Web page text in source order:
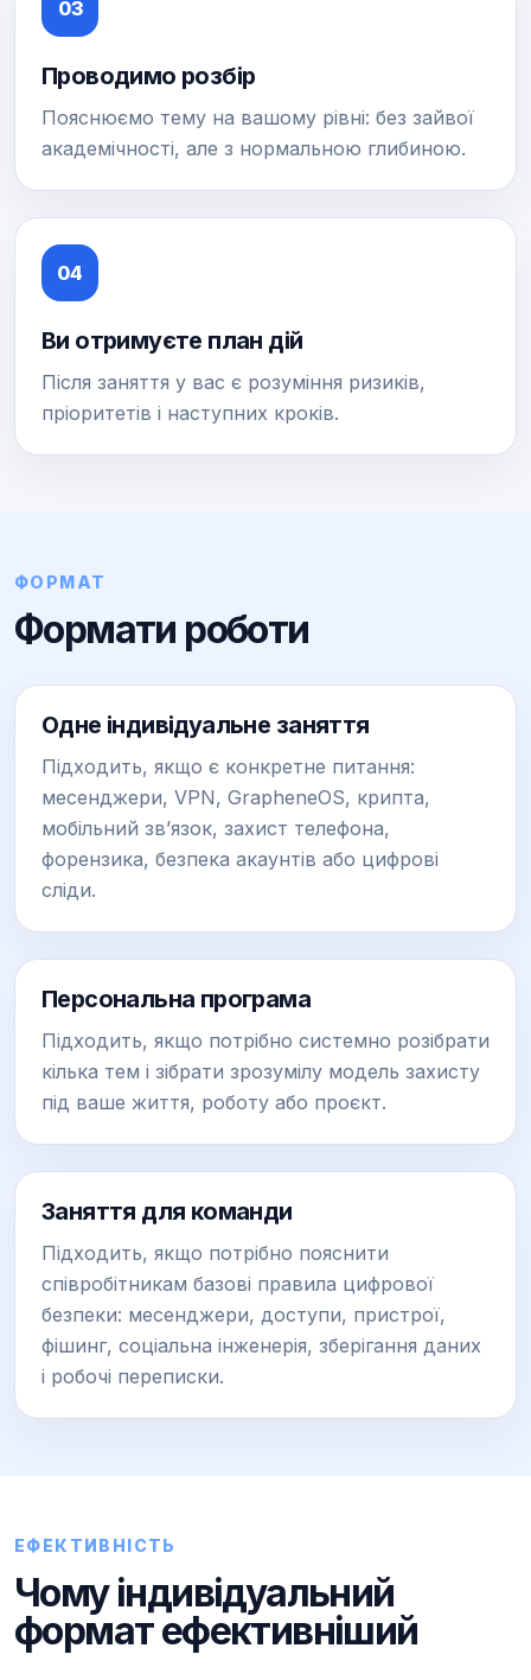
03
Проводимо розбір
Пояснюємо тему на вашому рівні: без зайвої
академічності, але з нормальною глибиною.
04
Ви отримуєте план дій
Після заняття у вас є розуміння ризиків,
пріоритетів і наступних кроків.
ФОРМАТ
Формати роботи
Одне індивідуальне заняття
Підходить, якщо є конкретне питання:
месенджери, VPN, GrapheneOS, крипта,
мобільний зв’язок, захист телефона,
форензика, безпека акаунтів або цифрові
сліди.
Персональна програма
Підходить, якщо потрібно системно розібрати
кілька тем і зібрати зрозумілу модель захисту
під ваше життя, роботу або проєкт.
Заняття для команди
Підходить, якщо потрібно пояснити
співробітникам базові правила цифрової
безпеки: месенджери, доступи, пристрої,
фішинг, соціальна інженерія, зберігання даних
і робочі переписки.
ЕФЕКТИВНІСТЬ
Чому індивідуальний
формат ефективніший